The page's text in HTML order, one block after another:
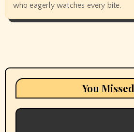
who eagerly watches every bite.
You Missed